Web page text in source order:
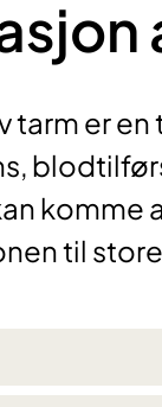
tarm er
komme
til